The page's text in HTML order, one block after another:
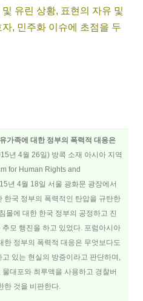
유린 상황, 표현의 자유 및
, 민주화 이슈에 초점을 두
가족에 대한 정부의 폭력적 대응은
년 4월 26일) 방콕 소재 아시아 지역
for Human Rights and
년 4월 18일 서울 광화문 광장에서
한국 정부의 폭력적인 탄압을 규탄한
몰에 대한 한국 정부의 공정하고 진
모 행진을 하고 있었다. 포럼아시아
한 정부의 폭력적 대응은 무엇보다도
있는 현실의 방증이라고 판단하며,
대포와 최루액을 사용하고 경찰버
한 것을 비판한다.